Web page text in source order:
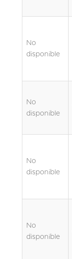
No
disponible
No
disponible
No
disponible
No
disponible